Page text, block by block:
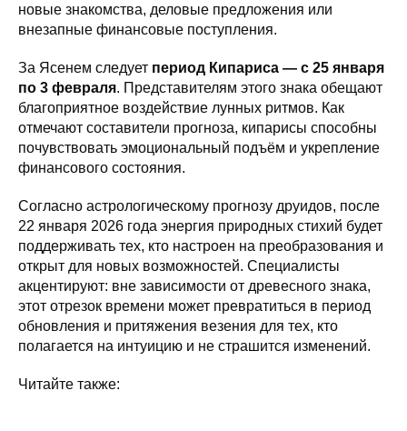
новые знакомства, деловые предложения или
внезапные финансовые поступления.
За Ясенем следует период Кипариса — с 25 января
по 3 февраля. Представителям этого знака обещают
благоприятное воздействие лунных ритмов. Как
отмечают составители прогноза, кипарисы способны
почувствовать эмоциональный подъём и укрепление
финансового состояния.
Согласно астрологическому прогнозу друидов, после
22 января 2026 года энергия природных стихий будет
поддерживать тех, кто настроен на преобразования и
открыт для новых возможностей. Специалисты
акцентируют: вне зависимости от древесного знака,
этот отрезок времени может превратиться в период
обновления и притяжения везения для тех, кто
полагается на интуицию и не страшится изменений.
Читайте также: